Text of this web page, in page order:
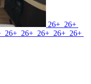
26+ 26+
26+ 26+ 26+ 26+ 26+